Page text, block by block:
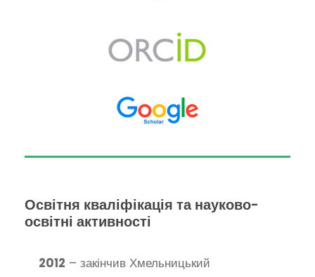
Освітня кваліфікація та науково-
освітні активності
2012 – закінчив Хмельницький